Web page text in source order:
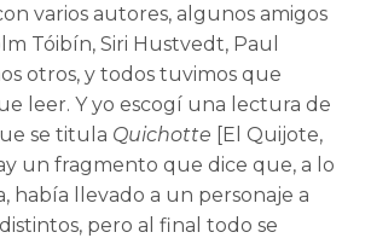
varios autores, algunos amigos
Tóibín, Siri Hustvedt, Paul
otros, y todos tuvimos que
leer. Y yo escogí una lectura de
se titula Quichotte [El Quijote,
un fragmento que dice que, a lo
había llevado a un personaje a
pero al final todo se